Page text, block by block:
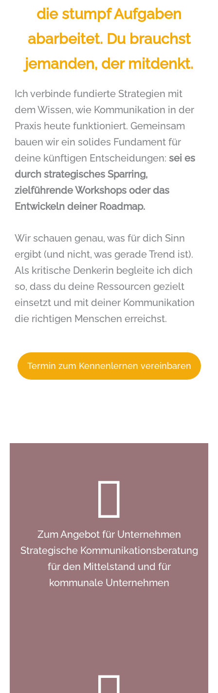
die stumpf Aufgaben
abarbeitet. Du brauchst
jemanden, der mitdenkt.
Ich verbinde fundierte Strategien mit
dem Wissen, wie Kommunikation in der
Praxis heute funktioniert. Gemeinsam
bauen wir ein solides Fundament für
deine künftigen Entscheidungen: sei es
durch strategisches Sparring,
zielführende Workshops oder das
Entwickeln deiner Roadmap.
Wir schauen genau, was für dich Sinn
ergibt (und nicht, was gerade Trend ist).
Als kritische Denkerin begleite ich dich
so, dass du deine Ressourcen gezielt
einsetzt und mit deiner Kommunikation
die richtigen Menschen erreichst.
Termin zum Kennenlernen vereinbaren
Zum Angebot für Unternehmen
Strategische Kommunikationsberatung
für den Mittelstand und für
kommunale Unternehmen